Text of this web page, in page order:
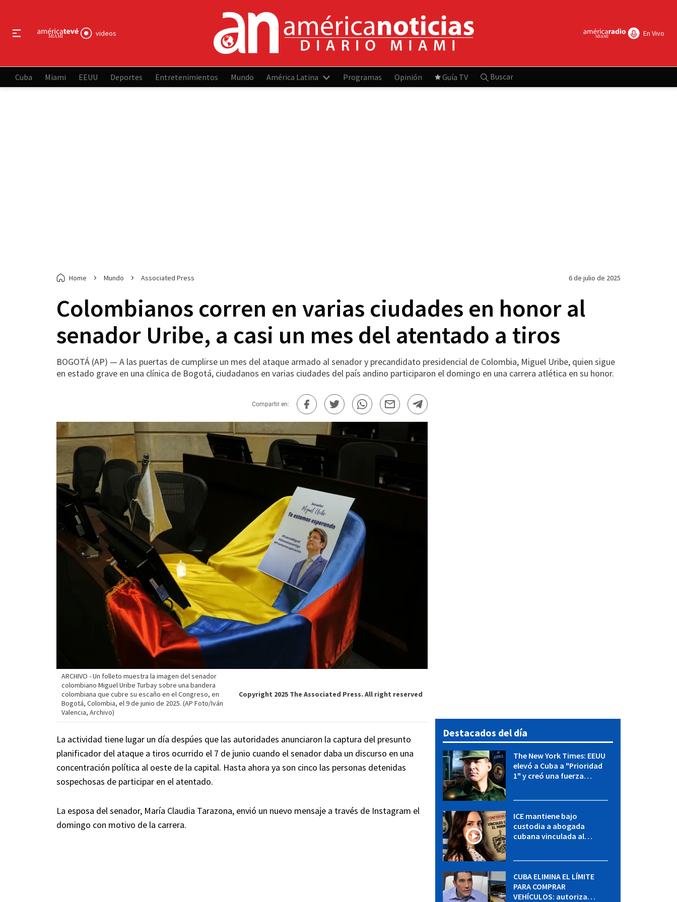
videos En Vivo
Cuba Miami EEUU Deportes Entretenimientos Mundo América Latina Programas Opinión Guía TV Buscar
Home Mundo Associated Press 6 de julio de 2025
Colombianos corren en varias ciudades en honor al
senador Uribe, a casi un mes del atentado a tiros
BOGOTÁ (AP) — A las puertas de cumplirse un mes del ataque armado al senador y precandidato presidencial de Colombia, Miguel Uribe, quien sigue
en estado grave en una clínica de Bogotá, ciudadanos en varias ciudades del país andino participaron el domingo en una carrera atlética en su honor.
Compartir en:
ARCHIVO - Un folleto muestra la imagen del senador
colombiano Miguel Uribe Turbay sobre una bandera
colombiana que cubre su escaño en el Congreso, en
Bogotá, Colombia, el 9 de junio de 2025. (AP Foto/Iván
Valencia, Archivo)
Copyright 2025 The Associated Press. All right reserved
La actividad tiene lugar un día despúes que las autoridades anunciaron la captura del presunto
planificador del ataque a tiros ocurrido el 7 de junio cuando el senador daba un discurso en una
concentración política al oeste de la capital. Hasta ahora ya son cinco las personas detenidas
sospechosas de participar en el atentado.
La esposa del senador, María Claudia Tarazona, envió un nuevo mensaje a través de Instagram el
domingo con motivo de la carrera.
Destacados del día
The New York Times: EEUU
elevó a Cuba a "Prioridad
1" y creó una fuerza
ICE mantiene bajo
custodia a abogada
cubana vinculada al
CUBA ELIMINA EL LÍMITE
PARA COMPRAR
VEHÍCULOS: autoriza